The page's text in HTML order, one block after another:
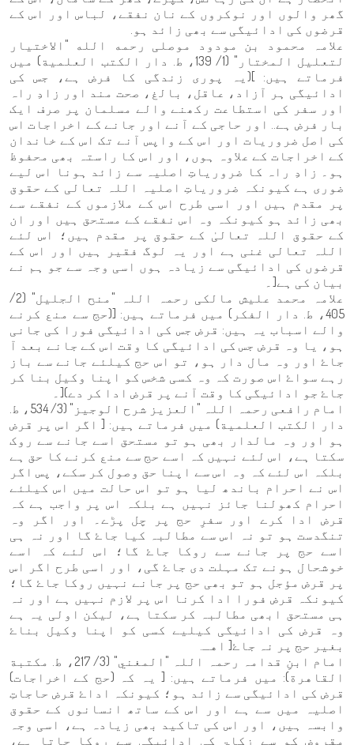
گھر والوں اور نوکروں کے نان نفقے، لباس اور اس کے
قرضوں کی ادائیگی سے بھی زائد ہو.
علامہ محمود بن مودود موصلی رحمه الله "الاختيار
لتعليل المختار" (1/ 139، ط. دار الكتب العلمية) میں
فرماتے ہیں: ](یہ پوری زندگی کا فرض ہے، جس کی
ادائیگی ہر آزاد، عاقل، بالغ، صحت مند اور زادِ راہ
اور سفر کی استطاعت رکھنے والے مسلمان پر صرف ایک
بار فرض ہے.. اور حاجی کے آنے اور جانے کے اخراجات اس
کی اصل ضروریات اور اس کے واپس آنے تک اس کے خاندان
کے اخراجات کے علاوہ ہوں، اور اس کا راستہ بھی محفوظ
ہو۔ زادِ راہ کا ضروریاتِ اصلیہ سے زائد ہونا اس لیے
ضوری ہے کیونکہ ضروریاتِ اصلیہ اللہ تعالی کے حقوق
پر مقدم ہیں اور اسی طرح اس کے ملازموں کے نفقے سے
بھی زائد ہو کیونکہ وہ اس نفقے کے مستحق ہیں اور ان
کے حقوق اللہ تعالیٰ کے حقوق پر مقدم ہیں؛ اس لئے
اللہ تعالی غنی ہے اور یہ لوگ فقیر ہیں اور اس کے
قرضوں کی ادائیگی سے زیادہ ہوں اسی وجہ سے جو ہم نے
بیان کی ہے[۔
علامہ محمد عليش مالکی رحمہ اللہ "منح الجليل" (2/
405، ط. دار الفكر) میں فرماتے ہیں: [(حج سے منع کرنے
والے اسباب یہ ہیں: قرض جس کی ادائیگی فورا کی جانی
ہو، یا وہ قرض جس کی ادائیگی کا وقت اس کے جانے بعد آ
جاۓ اور وہ مال دار ہو، تو اس حج کیلئے جانے سے باز
رہے سواۓ اس صورت کہ وہ کسی شخس کو اپنا وکیل بنا کر
جاۓ جو ادائیگی کا وقت آنے پر قرض ادا کر دے)[۔
امام رافعی رحمہ اللہ "العزيز شرح الوجيز" (3/ 534، ط.
دار الكتب العلمية) میں فرماتے ہیں: [ اگر اس پر قرض
ہو اور وہ مالدار بھی ہو تو مستحق اسے جانے سے روک
سکتا ہے، اس لئے نہیں کہ اسے حج سے منع کرنے کا حق ہے
بلکہ اس لئے کہ وہ اس سے اپنا حق وصول کر سکے، پس اگر
اس نے احرام باندھ لیا ہو تو اس حالت میں اس کیلئے
احرام کھولنا جائز نہیں ہے بلکہ اس پر واجب ہے کہ
قرض ادا کرے اور سفرِ حج پر چل پڑے۔ اور اگر وہ
تنگدست ہو تو نہ اس سے مطالبہ کیا جاۓ گا اور نہ ہی
اسے حج پر جانے سے روکا جاۓ گا؛ اس لئے کہ اسے
خوشحال ہونے تک مہلت دی جاۓ گی، اور اسی طرح اگر اس
پر قرض مؤجل ہو تو بھی حج پر جانے نہیں روکا جاۓ گا؛
کیونکہ قرض فورا ادا کرنا اس پر لازم نہیں ہے اور نہ
ہی مستحق ابھی مطالبہ کر سکتا ہے، لیکن اولی یہ ہے
وہ قرض کی ادائیگی کیلیے کسی کو اپنا وکیل بناۓ
بغیر حج پر نہ جاۓ[ اهـ.
امام ابنِ قدامہ رحمہ اللہ "المغني" (3/ 217، ط. مكتبة
القاهرة): میں فرماتے ہیں: [ یہ کہ (حج کے اخراجات)
قرض کی ادائیگی سے زائد ہو؛ کیونکہ اداۓ قرض حاجاتِ
اصلیہ میں سے ہے اور اس کے ساتھ انسانوں کے حقوق
وابسہ ہیں، اور اس کی تاکید بھی زیادہ ہے، اسی وجہ
مقروض کو سے زکاۃ کی ادائیگی سے روکا جاتا ہے،